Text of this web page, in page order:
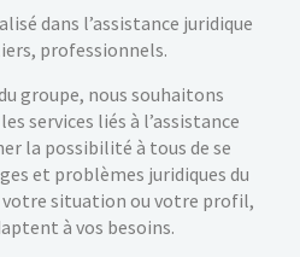
dans l’assistance juridique
professionnels.
groupe, nous souhaitons
services liés à l’assistance
la possibilité à tous de se
et problèmes juridiques du
votre situation ou votre profil,
à vos besoins.